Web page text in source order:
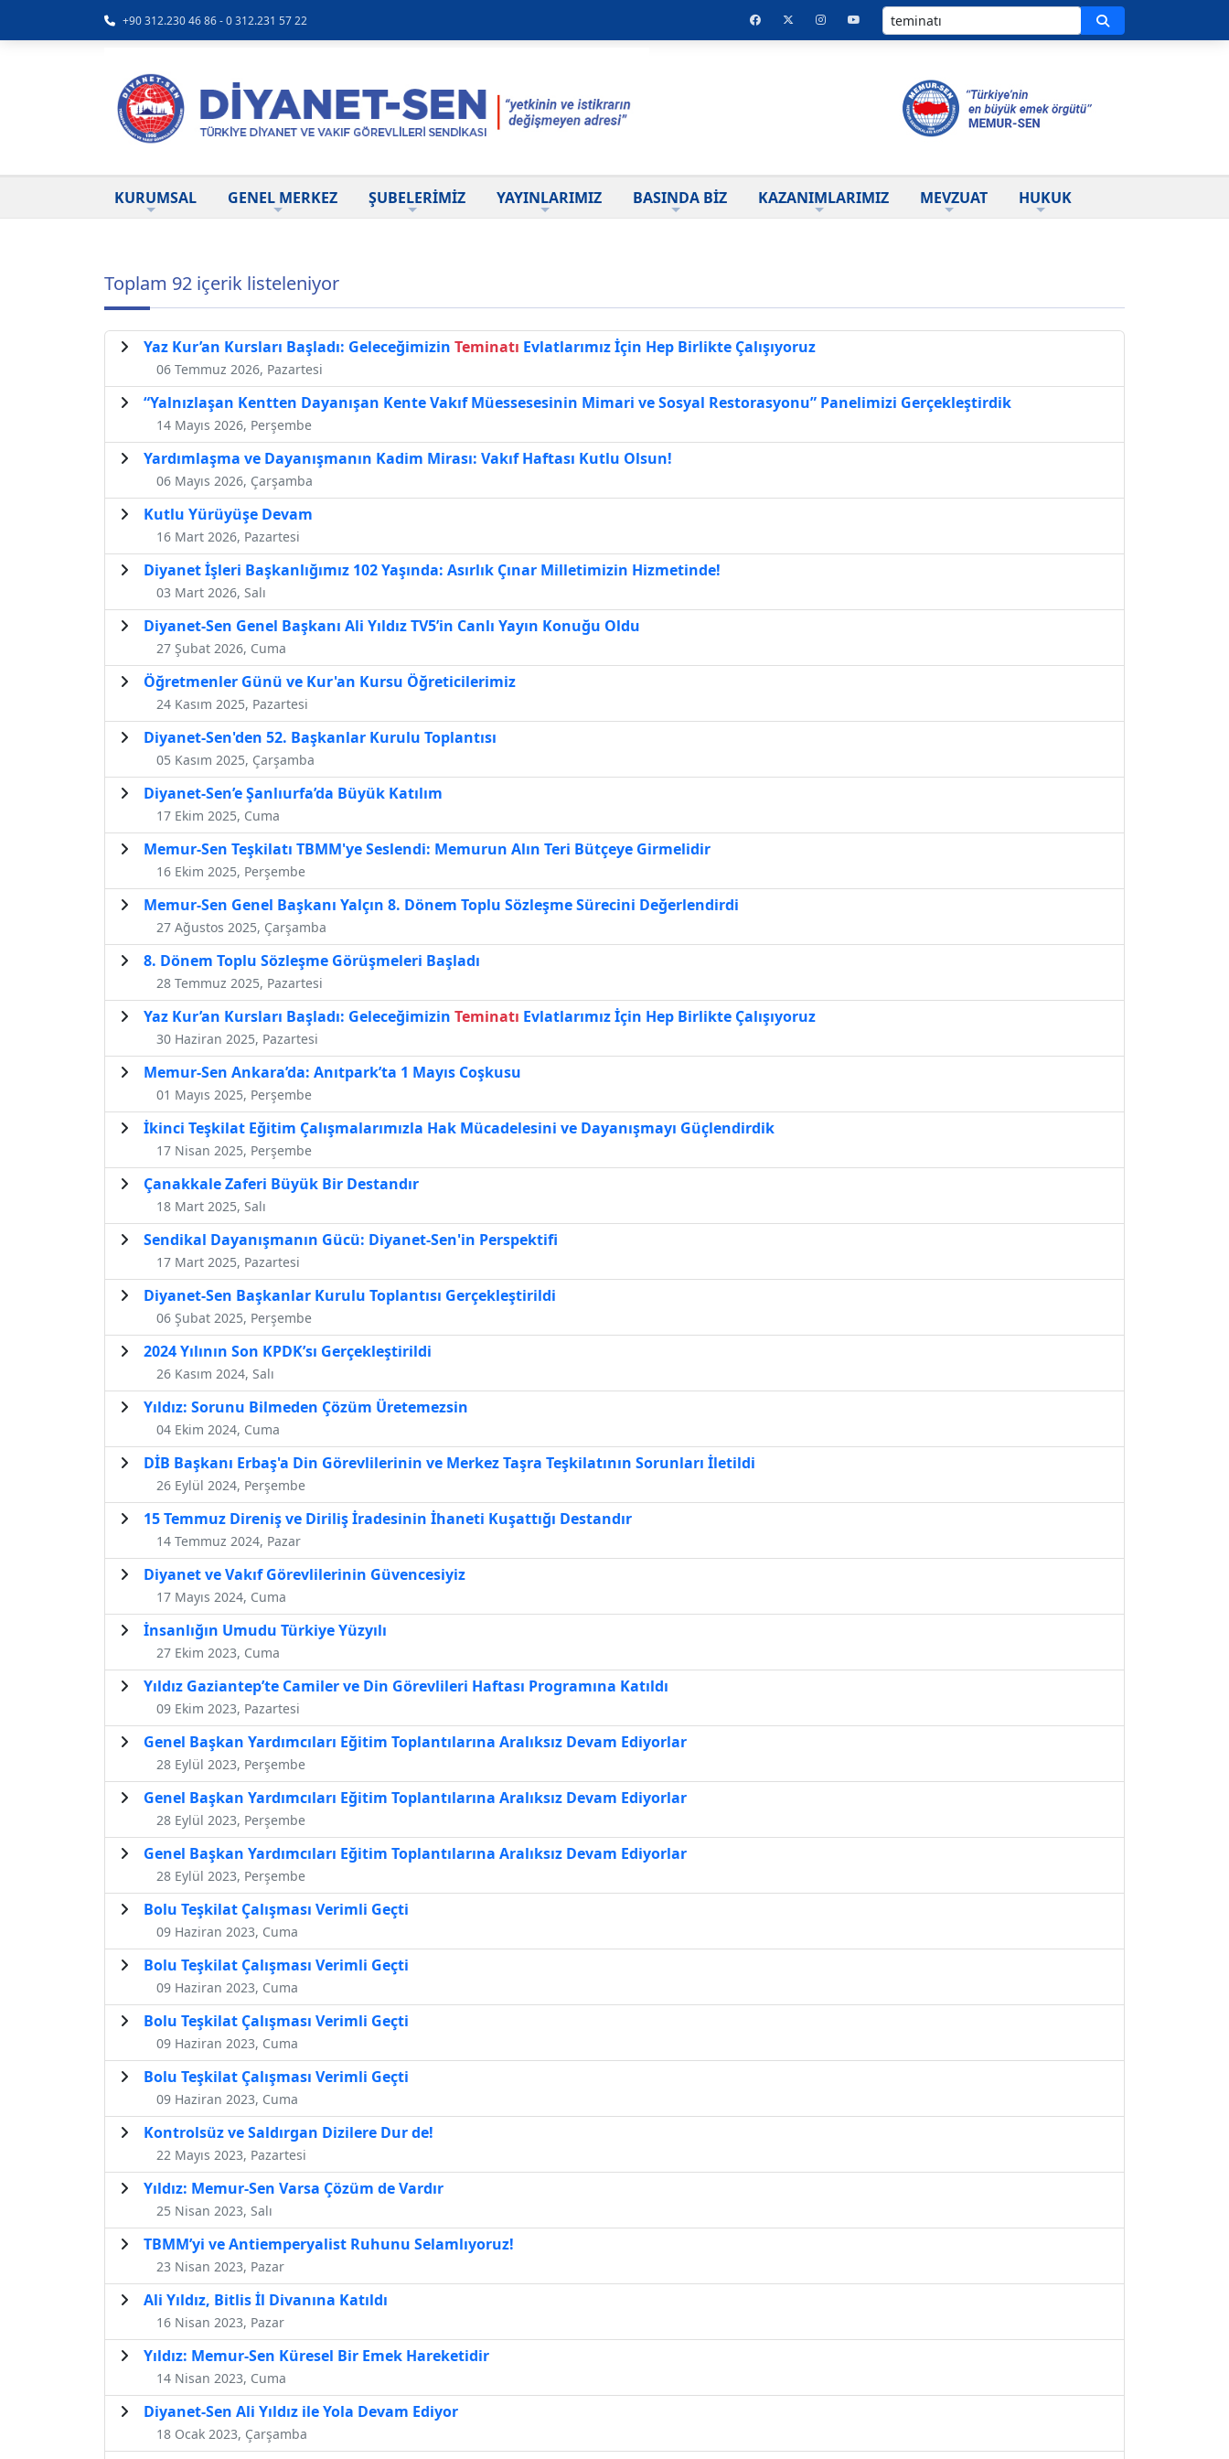
+90 312.230 46 86 - 0 312.231 57 22
KURUMSAL GENEL MERKEZ ŞUBELERİMİZ YAYINLARIMIZ BASINDA BİZ KAZANIMLARIMIZ MEVZUAT HUKUK
Toplam 92 içerik listeleniyor
Yaz Kur’an Kursları Başladı: Geleceğimizin Teminatı Evlatlarımız İçin Hep Birlikte Çalışıyoruz
06 Temmuz 2026, Pazartesi
“Yalnızlaşan Kentten Dayanışan Kente Vakıf Müessesesinin Mimari ve Sosyal Restorasyonu” Panelimizi Gerçekleştirdik
14 Mayıs 2026, Perşembe
Yardımlaşma ve Dayanışmanın Kadim Mirası: Vakıf Haftası Kutlu Olsun!
06 Mayıs 2026, Çarşamba
Kutlu Yürüyüşe Devam
16 Mart 2026, Pazartesi
Diyanet İşleri Başkanlığımız 102 Yaşında: Asırlık Çınar Milletimizin Hizmetinde!
03 Mart 2026, Salı
Diyanet-Sen Genel Başkanı Ali Yıldız TV5’in Canlı Yayın Konuğu Oldu
27 Şubat 2026, Cuma
Öğretmenler Günü ve Kur'an Kursu Öğreticilerimiz
24 Kasım 2025, Pazartesi
Diyanet-Sen'den 52. Başkanlar Kurulu Toplantısı
05 Kasım 2025, Çarşamba
Diyanet-Sen’e Şanlıurfa’da Büyük Katılım
17 Ekim 2025, Cuma
Memur-Sen Teşkilatı TBMM'ye Seslendi: Memurun Alın Teri Bütçeye Girmelidir
16 Ekim 2025, Perşembe
Memur-Sen Genel Başkanı Yalçın 8. Dönem Toplu Sözleşme Sürecini Değerlendirdi
27 Ağustos 2025, Çarşamba
8. Dönem Toplu Sözleşme Görüşmeleri Başladı
28 Temmuz 2025, Pazartesi
Yaz Kur’an Kursları Başladı: Geleceğimizin Teminatı Evlatlarımız İçin Hep Birlikte Çalışıyoruz
30 Haziran 2025, Pazartesi
Memur-Sen Ankara’da: Anıtpark’ta 1 Mayıs Coşkusu
01 Mayıs 2025, Perşembe
İkinci Teşkilat Eğitim Çalışmalarımızla Hak Mücadelesini ve Dayanışmayı Güçlendirdik
17 Nisan 2025, Perşembe
Çanakkale Zaferi Büyük Bir Destandır
18 Mart 2025, Salı
Sendikal Dayanışmanın Gücü: Diyanet-Sen'in Perspektifi
17 Mart 2025, Pazartesi
Diyanet-Sen Başkanlar Kurulu Toplantısı Gerçekleştirildi
06 Şubat 2025, Perşembe
2024 Yılının Son KPDK’sı Gerçekleştirildi
26 Kasım 2024, Salı
Yıldız: Sorunu Bilmeden Çözüm Üretemezsin
04 Ekim 2024, Cuma
DİB Başkanı Erbaş'a Din Görevlilerinin ve Merkez Taşra Teşkilatının Sorunları İletildi
26 Eylül 2024, Perşembe
15 Temmuz Direniş ve Diriliş İradesinin İhaneti Kuşattığı Destandır
14 Temmuz 2024, Pazar
Diyanet ve Vakıf Görevlilerinin Güvencesiyiz
17 Mayıs 2024, Cuma
İnsanlığın Umudu Türkiye Yüzyılı
27 Ekim 2023, Cuma
Yıldız Gaziantep’te Camiler ve Din Görevlileri Haftası Programına Katıldı
09 Ekim 2023, Pazartesi
Genel Başkan Yardımcıları Eğitim Toplantılarına Aralıksız Devam Ediyorlar
28 Eylül 2023, Perşembe
Genel Başkan Yardımcıları Eğitim Toplantılarına Aralıksız Devam Ediyorlar
28 Eylül 2023, Perşembe
Genel Başkan Yardımcıları Eğitim Toplantılarına Aralıksız Devam Ediyorlar
28 Eylül 2023, Perşembe
Bolu Teşkilat Çalışması Verimli Geçti
09 Haziran 2023, Cuma
Bolu Teşkilat Çalışması Verimli Geçti
09 Haziran 2023, Cuma
Bolu Teşkilat Çalışması Verimli Geçti
09 Haziran 2023, Cuma
Bolu Teşkilat Çalışması Verimli Geçti
09 Haziran 2023, Cuma
Kontrolsüz ve Saldırgan Dizilere Dur de!
22 Mayıs 2023, Pazartesi
Yıldız: Memur-Sen Varsa Çözüm de Vardır
25 Nisan 2023, Salı
TBMM’yi ve Antiemperyalist Ruhunu Selamlıyoruz!
23 Nisan 2023, Pazar
Ali Yıldız, Bitlis İl Divanına Katıldı
16 Nisan 2023, Pazar
Yıldız: Memur-Sen Küresel Bir Emek Hareketidir
14 Nisan 2023, Cuma
Diyanet-Sen Ali Yıldız ile Yola Devam Ediyor
18 Ocak 2023, Çarşamba